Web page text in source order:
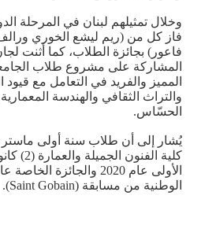
وخلال تمثيلهم لبنان في المرحلة
فاز كل من (ريم ليشع الخوري
فاعور) بجائزة الطلاب، كما أثنت
المشاركة على مشروع طلاب
المميز والفريد في التعامل مع قيود
والتراث الثقافي والهندسة
الحسّاس.
يُشار إلى أن طلاب سنة أولى
كلية
الوطنية من مسابقة (Saint Gobain).